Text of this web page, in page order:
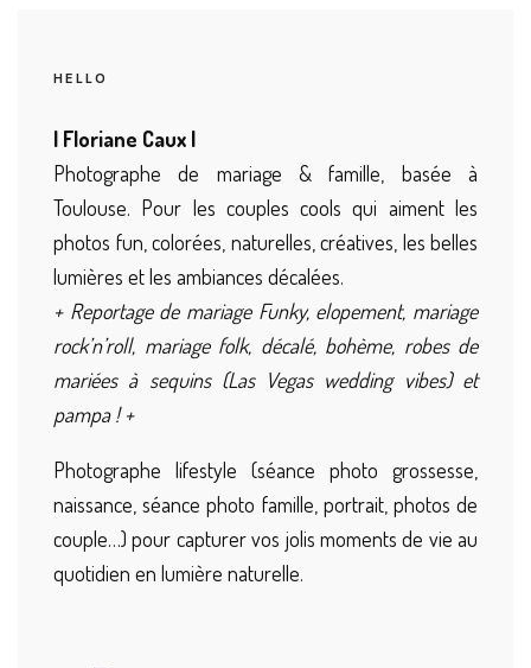
HELLO
| Floriane Caux |
Photographe de mariage & famille, basée à
Toulouse. Pour les couples cools qui aiment les
photos fun, colorées, naturelles, créatives, les belles
lumières et les ambiances décalées.
+ Reportage de mariage Funky, elopement, mariage
rock’n’roll, mariage folk, décalé, bohème, robes de
mariées à sequins (Las Vegas wedding vibes) et
pampa ! +
Photographe lifestyle (séance photo grossesse,
naissance, séance photo famille, portrait, photos de
couple…) pour capturer vos jolis moments de vie au
quotidien en lumière naturelle.